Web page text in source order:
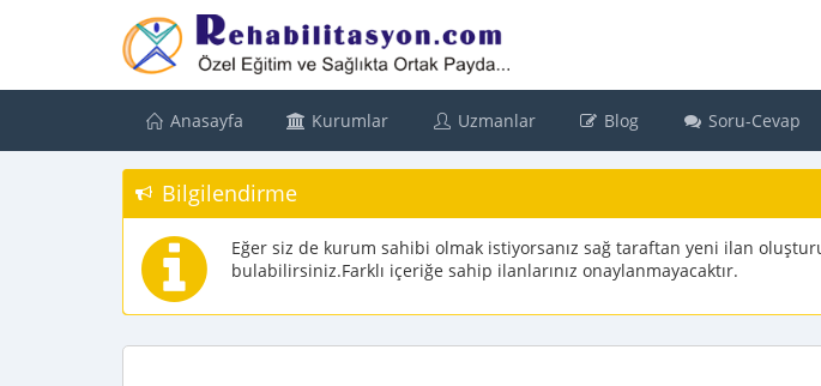
Anasayfa Kurumlar Uzmanlar Blog Soru-Cevap
Bilgilendirme
Eğer siz de kurum sahibi olmak istiyorsanız sağ taraftan yeni ilan
bulabilirsiniz.Farklı içeriğe sahip ilanlarınız onaylanmayacaktır.